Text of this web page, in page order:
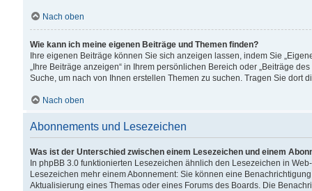
Nach oben
Wie kann ich meine eigenen Beiträge und Themen finden?
Ihre eigenen Beiträge können Sie sich anzeigen lassen, indem Sie
„Ihre Beiträge anzeigen“ in Ihrem persönlichen Bereich oder „Beiträge
Suche, um nach von Ihnen erstellen Themen zu suchen. Tragen Sie dort
Nach oben
Abonnements und Lesezeichen
Was ist der Unterschied zwischen einem Lesezeichen und einem
In phpBB 3.0 funktionierten Lesezeichen ähnlich den Lesezeichen in
Lesezeichen mehr einem Abonnement: Sie können eine
Aktualisierung eines Themas oder eines Forums des Boards. Die